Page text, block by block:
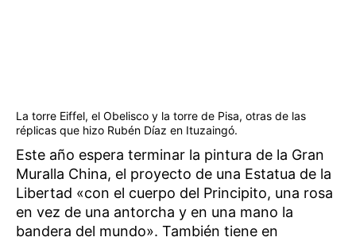
La torre Eiffel, el Obelisco y la torre de Pisa, otras de las
réplicas que hizo Rubén Díaz en Ituzaingó.
Este año espera terminar la pintura de la Gran
Muralla China, el proyecto de una Estatua de la
Libertad «con el cuerpo del Principito, una rosa
en vez de una antorcha y en una mano la
bandera del mundo». También tiene en